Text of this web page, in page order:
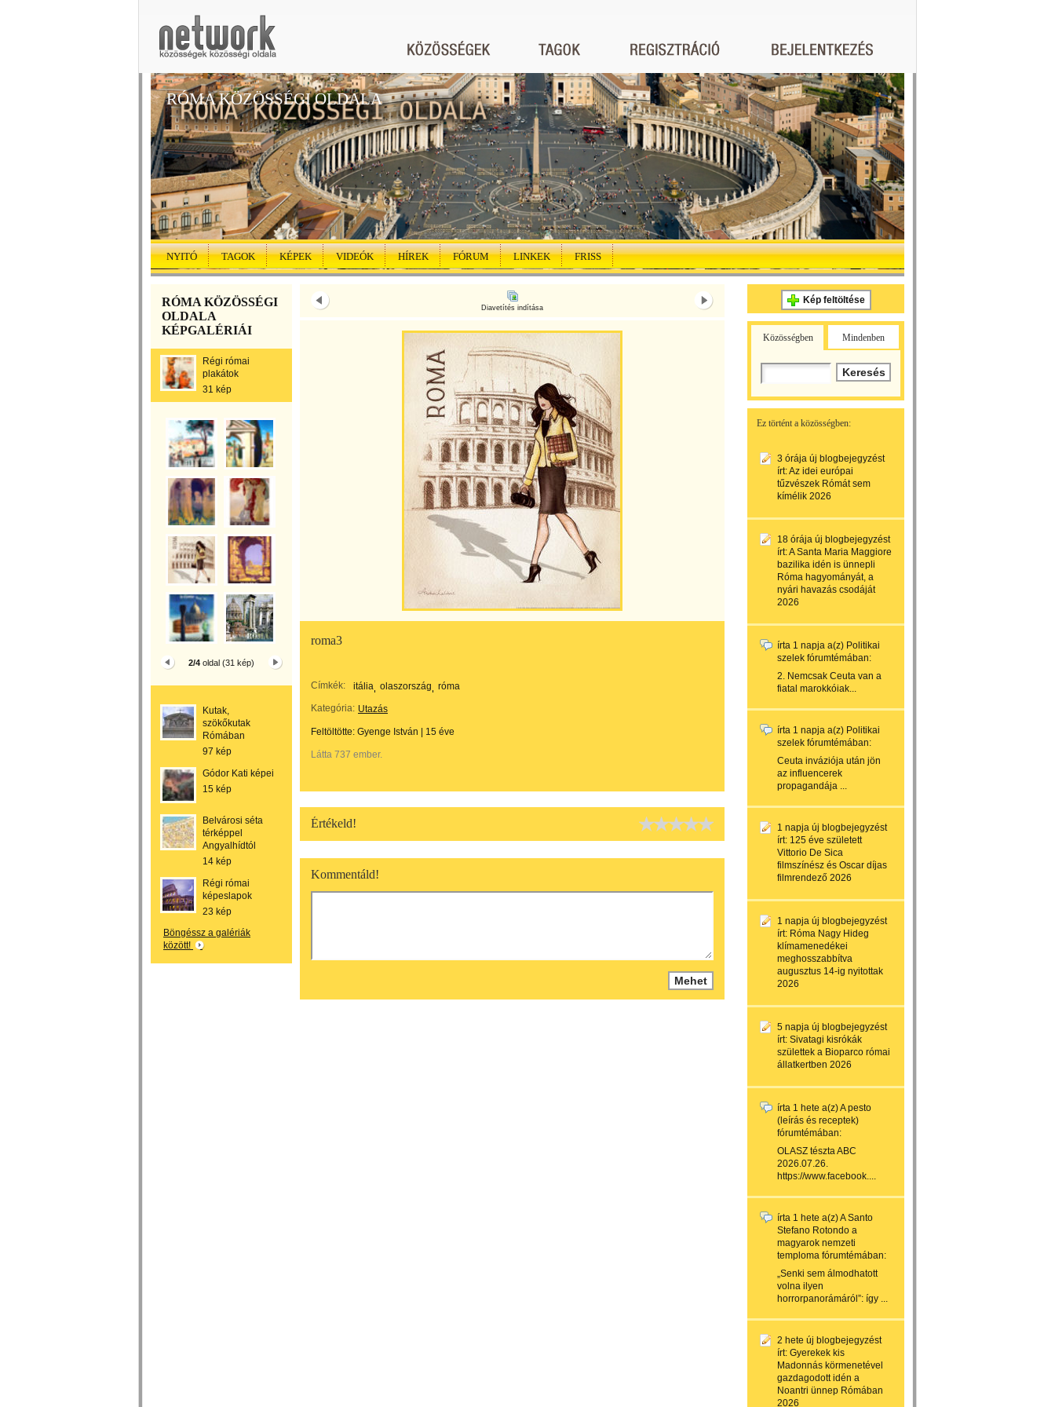
RÓMA KÖZÖSSÉGI OLDALA
NYITÓ TAGOK KÉPEK VIDEÓK HÍREK FÓRUM LINKEK FRISS
RÓMA KÖZÖSSÉGI
OLDALA
KÉPGALÉRIÁI
Régi római
plakátok
31 kép
2/4 oldal (31 kép)
Kutak,
szökőkutak
Rómában
97 kép
Gódor Kati képei
15 kép
Belvárosi séta
térképpel
Angyalhídtól
14 kép
Régi római
képeslapok
23 kép
Böngéssz a galériák
között!
Diavetítés indítása
roma3
Címkék: itália olaszország
róma
Kategória: Utazás
Feltöltötte: Gyenge István 15 éve
Látta 737 ember.
Értékeld!
Kommentáld!
Kép feltöltése
Közösségben Mindenben
Ez történt a közösségben:
3 órája új blogbejegyzést
írt:Az idei európai
tűzvészek Rómát sem
kímélik 2026
18 órája új blogbejegyzést
írt:A Santa Maria Maggiore
bazilika idén is ünnepli
Róma hagyományát, a
nyári havazás csodáját
2026
írta 1 napja a(z) Politikai
szelek fórumtémában:
2. Nemcsak Ceuta van a
fiatal marokkóiak...
írta 1 napja a(z) Politikai
szelek fórumtémában:
Ceuta inváziója után jön
az influencerek
propagandája ...
1 napja új blogbejegyzést
írt: 125 éve született
Vittorio De Sica
filmszínész és Oscar díjas
filmrendező 2026
1 napja új blogbejegyzést
írt: Róma Nagy Hideg
klímamenedékei
meghosszabbítva
augusztus 14-ig nyitottak
2026
5 napja új blogbejegyzést
írt: Sivatagi kisrókák
születtek a Bioparco római
állatkertben 2026
írta 1 hete a(z)A pesto
(leírás és receptek)
fórumtémában:
OLASZ tészta ABC
2026.07.26.
https://www.facebook....
írta 1 hete a(z)A Santo
Stefano Rotondo a
magyarok nemzeti
temploma fórumtémában:
„Senki sem álmodhatott
volna ilyen
horrorpanorámáról”: így ...
2 hete új blogbejegyzést
írt: Gyerekek kis
Madonnás körmenetével
gazdagodott idén a
Noantri ünnep Rómában
2026